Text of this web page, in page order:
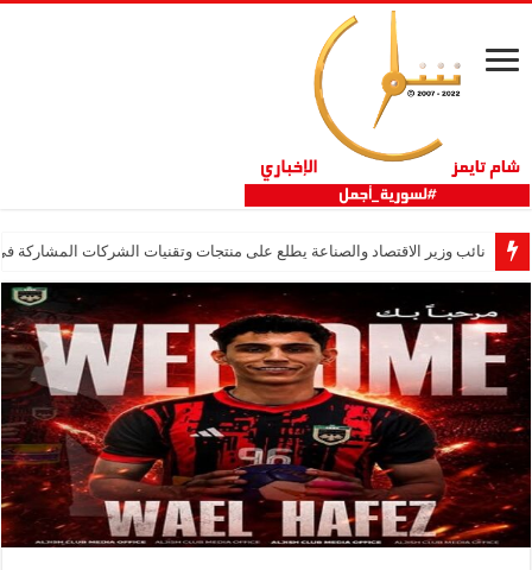
نائب وزير الاقتصاد والصناعة يطلع على منتجات وتقنيات الشركات المشاركة في